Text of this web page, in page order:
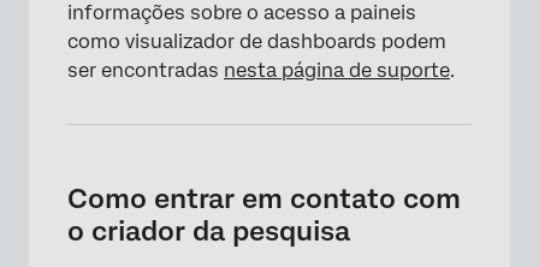
informações sobre o acesso a paineis
como visualizador de dashboards podem
ser encontradas nesta página de suporte.
Como entrar em contato com
o criador da pesquisa